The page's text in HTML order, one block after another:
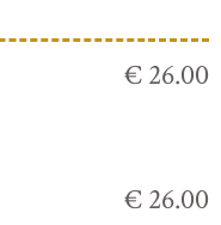
€ 26.00
€ 26.00